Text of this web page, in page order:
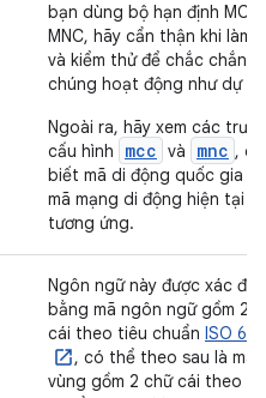
bạn dùng bộ hạn định MCC
MNC, hãy cẩn thận khi làm
và kiểm thử để chắc chắn
chúng hoạt động như dự
Ngoài ra, hãy xem các
cấu hình
mcc và mnc ,
biết mã di động quốc gia và
mã mạng di động hiện tại
tương ứng.
Ngôn ngữ này được xác
bằng mã ngôn ngữ gồm 2
cái theo tiêu chuẩn ISO
, có thể theo sau là mã
vùng gồm 2 chữ cái theo